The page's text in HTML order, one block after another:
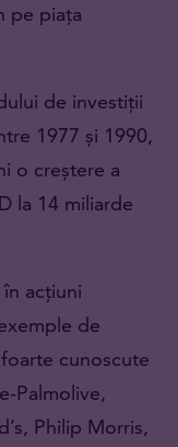
pe piața
de investiții
1977 și 1990,
o creștere a
la 14 miliarde
acțiuni
de
cunoscute
Palmolive,
Philip Morris,